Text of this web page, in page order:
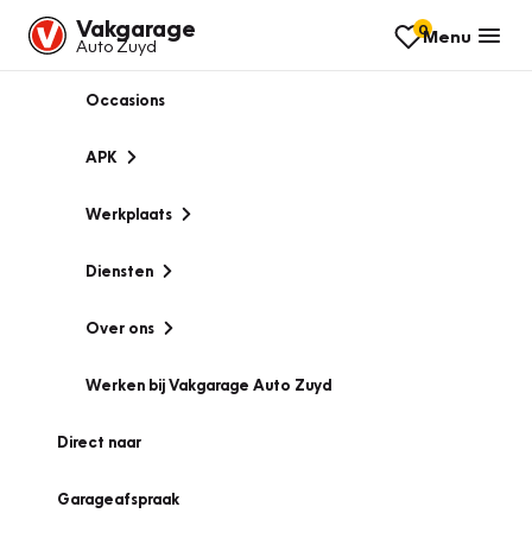
Vakgarage
Auto Zuyd
0Menu
Occasions
APK
Werkplaats
Diensten
Over ons
Werken bij Vakgarage Auto Zuyd
Direct naar
Garageafspraak